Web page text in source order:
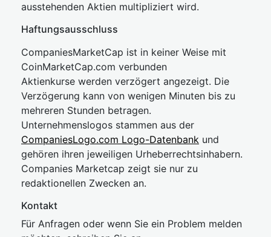
ausstehenden Aktien multipliziert wird.
Haftungsausschluss
CompaniesMarketCap ist in keiner Weise mit
CoinMarketCap.com verbunden
Aktienkurse werden verzögert angezeigt. Die
Verzögerung kann von wenigen Minuten bis zu
mehreren Stunden betragen.
Unternehmenslogos stammen aus der
CompaniesLogo.com Logo-Datenbank und
gehören ihren jeweiligen Urheberrechtsinhabern.
Companies Marketcap zeigt sie nur zu
redaktionellen Zwecken an.
Kontakt
Für Anfragen oder wenn Sie ein Problem melden